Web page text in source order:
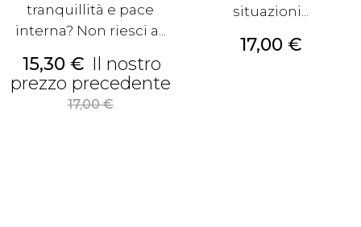
tranquillità e pace
interna? Non riesci a...
Prezzo
15,30 € Il nostro
prezzo precedente
Prezzo
17,00 €
situazioni...
Prezzo
17,00 €